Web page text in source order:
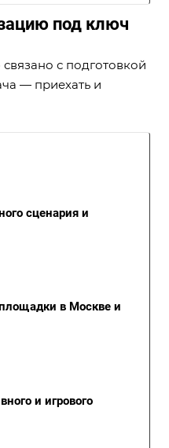
под ключ
с подготовкой
— приехать и
сценария и
в Москве и
и игрового